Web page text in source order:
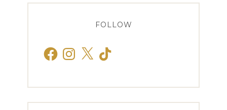
FOLLOW
FacebookInstagram
X TikTok